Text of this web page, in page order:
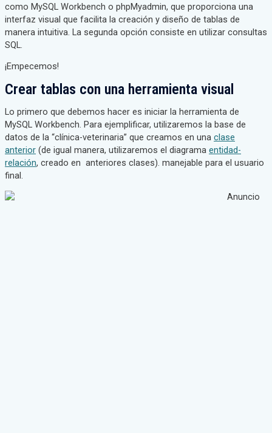
como MySQL Workbench o phpMyadmin, que proporciona una
interfaz visual que facilita la creación y diseño de tablas de
manera intuitiva. La segunda opción consiste en utilizar consultas
SQL.
¡Empecemos!
Crear tablas con una herramienta visual
Lo primero que debemos hacer es iniciar la herramienta de
MySQL Workbench. Para ejemplificar, utilizaremos la base de
datos de la “clínica-veterinaria” que creamos en una clase
anterior (de igual manera, utilizaremos el diagrama entidad-
relación, creado en anteriores clases). manejable para el usuario
final.